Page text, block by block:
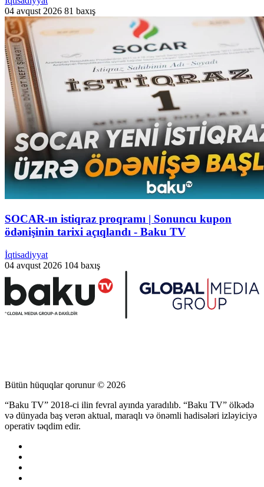
04 avqust 2026 81 baxış
SOCAR-ın istiqraz proqramı | Sonuncu kupon
ödənişinin tarixi açıqlandı - Baku TV
İqtisadiyyat
04 avqust 2026 104 baxış
Bütün hüquqlar qorunur © 2026
“Baku TV” 2018-ci ilin fevral ayında yaradılıb. “Baku TV” ölkədə
və dünyada baş verən aktual, maraqlı və önəmli hadisələri izləyiciyə
operativ təqdim edir.